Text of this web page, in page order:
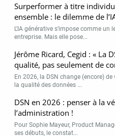
Surperformer à titre
ensemble : le dilemme de
L’IA générative s’impose comme un
entreprise. Mais elle pose...
Jérôme Ricard, Cegid : « La
qualité, pas seulement de
En 2026, la DSN change (encore)
la qualité des données ...
DSN en 2026 : penser à la
l’administration !
Pour Sophie Mayeur, Product
ses débuts, le constat...